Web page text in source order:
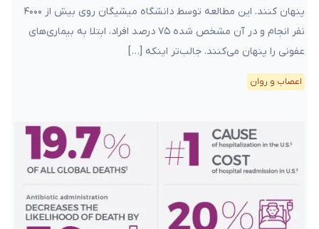
پنهان کنند. این مطالعه توسط دانشگاه میشیگان روی بیش از ۴۰۰۰
نفر انجام و در آن مشخص شده ۷۵ درصد افراد، ابتلا به بیماری‌های
عفونی را پنهان می‌کنند. جالب‌تر اینکه […]
اعصاب و روان